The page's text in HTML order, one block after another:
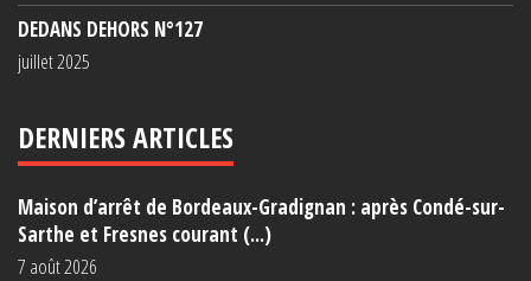
DEDANS DEHORS N°127
juillet 2025
DERNIERS ARTICLES
Maison d’arrêt de Bordeaux-Gradignan : après Condé-sur-
Sarthe et Fresnes courant (...)
7 août 2026